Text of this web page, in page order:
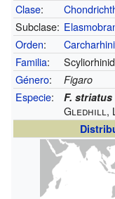
Clase:
Subclase:
Orden:
Familia:
Género: Figaro
Especie: F. striatus
Gledhill,